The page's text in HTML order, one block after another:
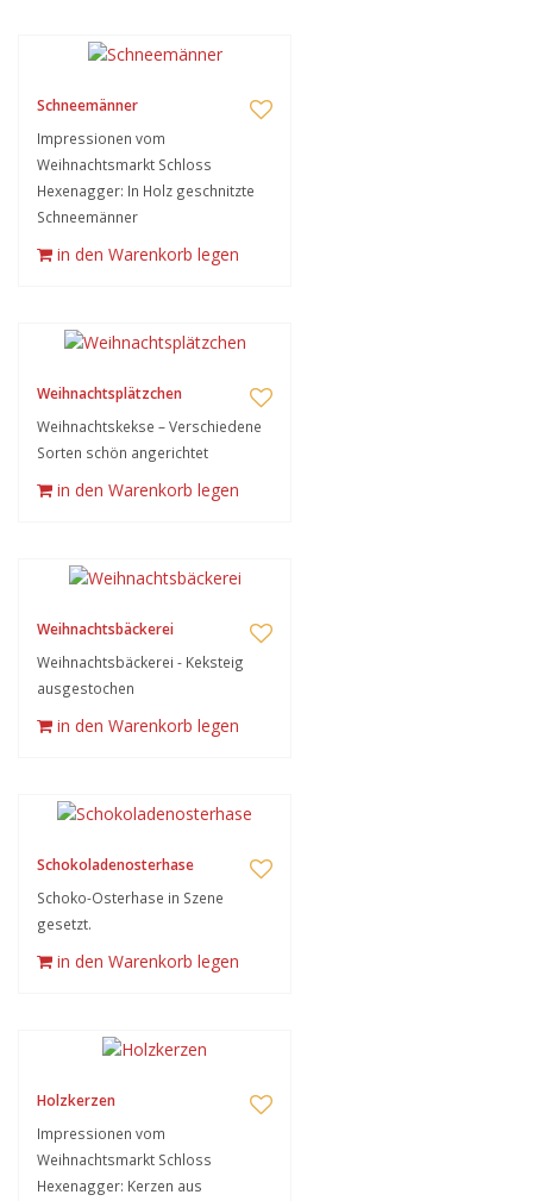
Schneemänner
Impressionen vom
Weihnachtsmarkt Schloss
Hexenagger: In Holz geschnitzte
Schneemänner
in den Warenkorb legen
Weihnachtsplätzchen
Weihnachtskekse – Verschiedene
Sorten schön angerichtet
in den Warenkorb legen
Weihnachtsbäckerei
Weihnachtsbäckerei - Keksteig
ausgestochen
in den Warenkorb legen
Schokoladenosterhase
Schoko-Osterhase in Szene
gesetzt.
in den Warenkorb legen
Holzkerzen
Impressionen vom
Weihnachtsmarkt Schloss
Hexenagger: Kerzen aus